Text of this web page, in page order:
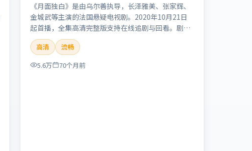
《月面独白》是由乌尔善执导，长泽雅美、张家辉、
金城武等主演的法国悬疑电视剧。2020年10月21日
起首播，全集高清完整版支持在线追剧与回看。剧情
与看点：悬念层层推进，线索相互勾连，结局出人意
料，适合推理爱好者。本片适合检索「月面独白」
「乌尔善」「悬疑」「法国」「2020」「2020-10-
21上映」等关键词的影迷阅读简介与主创信息。
高清
流畅
5.6万
70个月前